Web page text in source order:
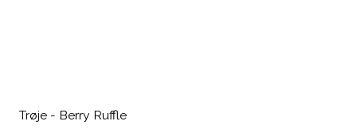
Trøje - Berry Ruffle